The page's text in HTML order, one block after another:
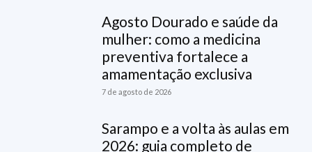
Agosto Dourado e saúde da
mulher: como a medicina
preventiva fortalece a
amamentação exclusiva
7 de agosto de 2026
Sarampo e a volta às aulas em
2026: guia completo de